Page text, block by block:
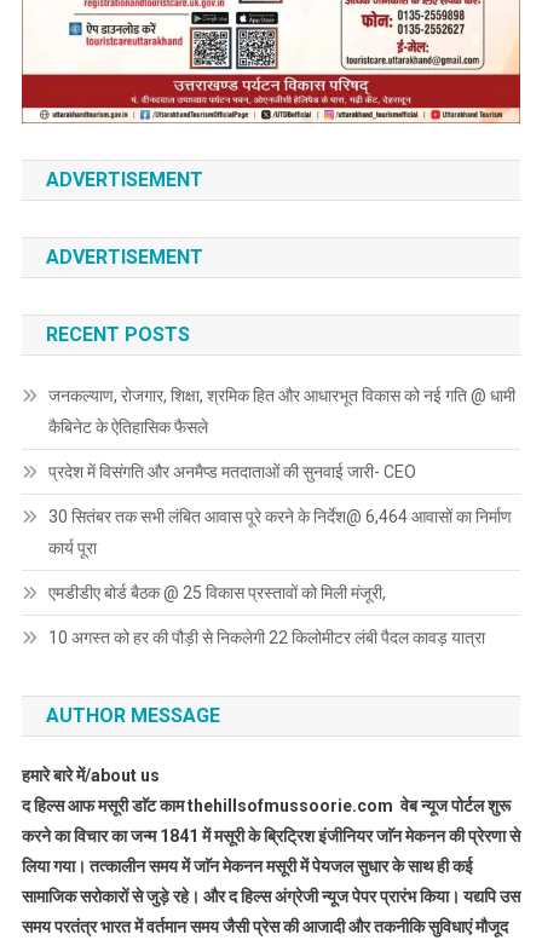
ADVERTISEMENT
ADVERTISEMENT
RECENT POSTS
जनकल्याण, रोजगार, शिक्षा, श्रमिक हित और आधारभूत विकास को नई गति @ धामी
कैबिनेट के ऐतिहासिक फैसले
प्रदेश में विसंगति और अनमैप्ड मतदाताओं की सुनवाई जारी- CEO
30 सितंबर तक सभी लंबित आवास पूरे करने के निर्देश@ 6,464 आवासों का निर्माण
कार्य पूरा
एमडीडीए बोर्ड बैठक @ 25 विकास प्रस्तावों को मिली मंजूरी,
10 अगस्त को हर की पौड़ी से निकलेगी 22 किलोमीटर लंबी पैदल कावड़ यात्रा
AUTHOR MESSAGE
हमारे बारे में/about us
द हिल्स आफ मसूरी डाॅट काम thehillsofmussoorie.com वेब न्यूज पोर्टल शुरू
करने का विचार का जन्म 1841 में मसूरी के ब्रिट्रिश इंजीनियर जाॅन मेकनन की प्रेरणा से
लिया गया। तत्कालीन समय में जाॅन मेकनन मसूरी में पेयजल सुधार के साथ ही कई
सामाजिक सरोकारों से जुड़े रहे। और द हिल्स अंग्रेजी न्यूज पेपर प्रारंभ किया। यद्यपि उस
समय परतंत्र भारत में वर्तमान समय जैसी प्रेस की आजादी और तकनीकि सुविधाएं मौजूद